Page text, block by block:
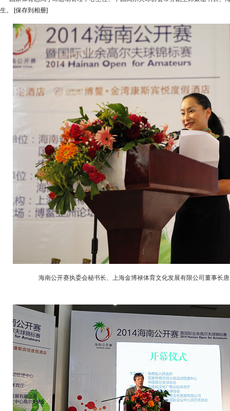
生。
[保存到相册]
海南公开赛执委会秘书长、上海金博禄体育文化发展有限公司董事长